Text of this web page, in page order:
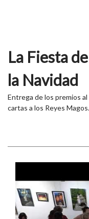
La Fiesta
la Navidad
Entrega de los premios
cartas a los Reyes Magos.